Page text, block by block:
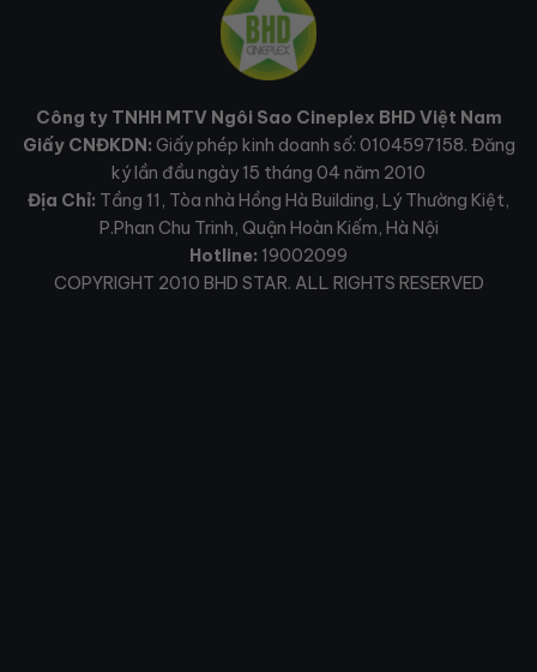
Công ty TNHH MTV Ngôi Sao Cineplex BHD Việt Nam
Giấy CNĐKDN: Giấy phép kinh doanh số: 0104597158. Đăng
ký lần đầu ngày 15 tháng 04 năm 2010
Địa Chỉ: Tầng 11, Tòa nhà Hồng Hà Building, Lý Thường Kiệt,
P.Phan Chu Trinh, Quận Hoàn Kiếm, Hà Nội
Hotline: 19002099
COPYRIGHT 2010 BHD STAR. ALL RIGHTS RESERVED